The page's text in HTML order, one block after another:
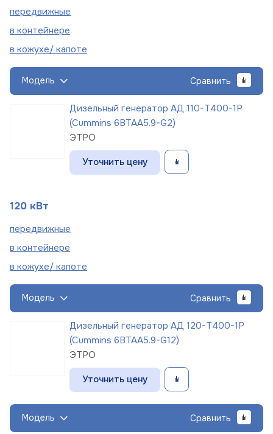
передвижные
в контейнере
в кожухе/ капоте
Модель Сравнить
Дизельный генератор АД 110-Т400-1Р
(Cummins 6BTAA5.9-G2)
ЭТРО
Уточнить цену
120 кВт
передвижные
в контейнере
в кожухе/ капоте
Модель Сравнить
Дизельный генератор АД 120-Т400-1Р
(Cummins 6BTAA5.9-G12)
ЭТРО
Уточнить цену
Модель Сравнить